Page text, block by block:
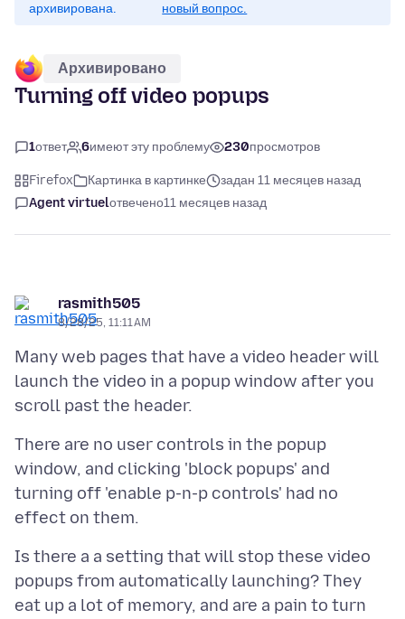
архивирована.
новый вопрос.
Архивировано
Turning off video popups
1ответ 6имеют эту проблему 230просмотров
Firefox Картинка в картинке
задан 11 месяцев назад
Agent virtuelотвечено11 месяцев назад
rasmith505
8/28/25, 11:11 AM
Many web pages that have a video header will
launch the video in a popup window after you
There are no user controls in the popup
window, and clicking 'block popups' and
turning off 'enable p-n-p controls' had no
Is there a a setting that will stop these video
popups from automatically launching? They
eat up a lot of memory, and are a pain to turn